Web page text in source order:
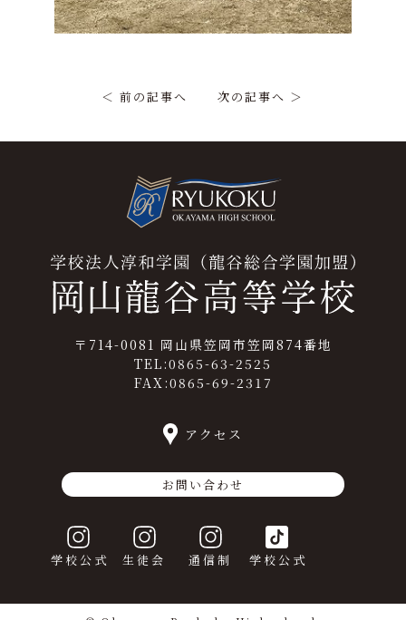
＜ 前の記事へ 次の記事へ ＞
〒714-0081 岡山県笠岡市笠岡874番地
TEL:0865-63-2525
FAX:0865-69-2317
アクセス
お問い合わせ
学校公式 生徒会 通信制 学校公式